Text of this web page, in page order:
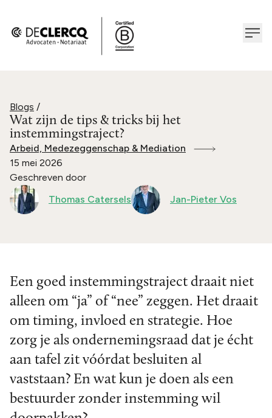
Blogs /
Wat zijn de tips & tricks bij het
instemmingstraject?
Arbeid, Medezeggenschap & Mediation
15 mei 2026
Geschreven door
Thomas Catersels
Jan-Pieter Vos
Een goed instemmingstraject draait niet
alleen om “ja” of “nee” zeggen. Het draait
om timing, invloed en strategie. Hoe
zorg je als ondernemingsraad dat je écht
aan tafel zit vóórdat besluiten al
vaststaan? En wat kun je doen als een
bestuurder zonder instemming wil